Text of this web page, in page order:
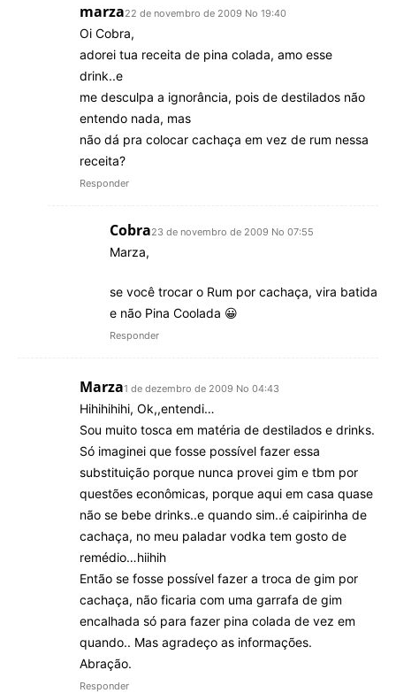
marza22 de novembro de 2009 No 19:40
Oi Cobra,
adorei tua receita de pina colada, amo esse
drink..e
me desculpa a ignorância, pois de destilados não
entendo nada, mas
não dá pra colocar cachaça em vez de rum nessa
receita?
Responder
Cobra23 de novembro de 2009 No 07:55
Marza,
se você trocar o Rum por cachaça, vira batida
e não Pina Coolada 😀
Responder
Marza1 de dezembro de 2009 No 04:43
Hihihihihi, Ok,,entendi…
Sou muito tosca em matéria de destilados e drinks.
Só imaginei que fosse possível fazer essa
substituição porque nunca provei gim e tbm por
questões econômicas, porque aqui em casa quase
não se bebe drinks..e quando sim..é caipirinha de
cachaça, no meu paladar vodka tem gosto de
remédio…hiihih
Então se fosse possível fazer a troca de gim por
cachaça, não ficaria com uma garrafa de gim
encalhada só para fazer pina colada de vez em
quando.. Mas agradeço as informações.
Abração.
Responder